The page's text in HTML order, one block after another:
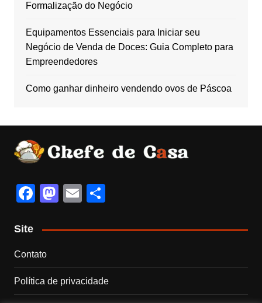
Formalização do Negócio
Equipamentos Essenciais para Iniciar seu
Negócio de Venda de Doces: Guia Completo para
Empreendedores
Como ganhar dinheiro vendendo ovos de Páscoa
F
c
e
b
o
M
st
d
o
E
ail ar
Site
Contato
Política de privacidade